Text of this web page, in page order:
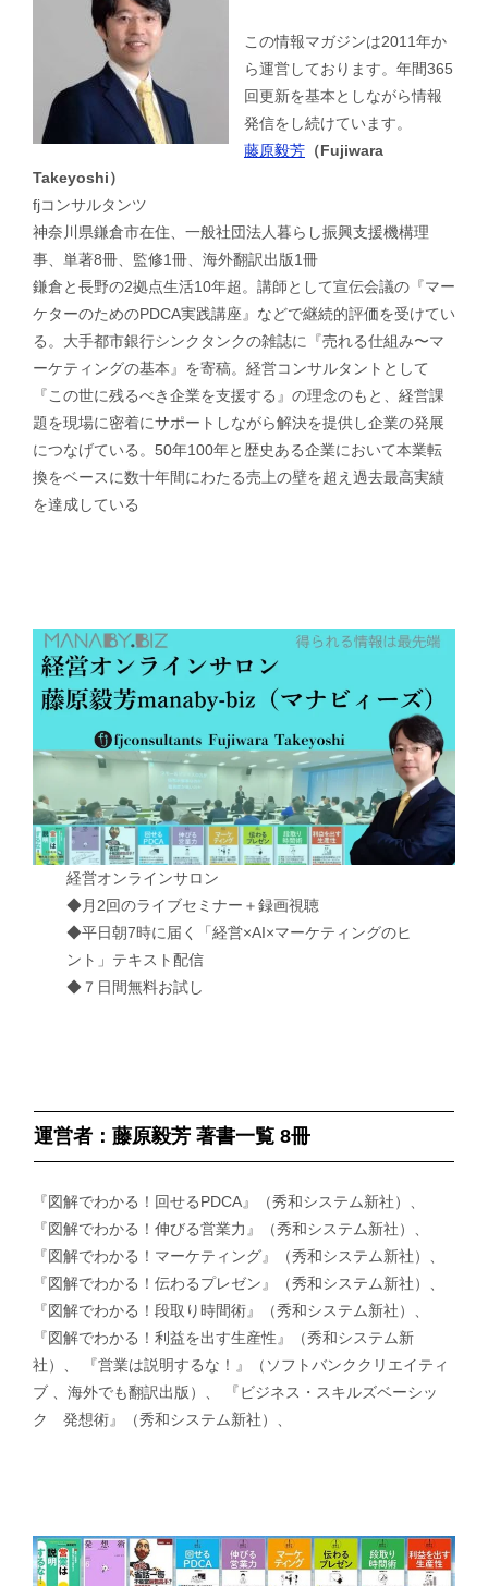
この情報マガジンは2011年か
ら運営しております。年間365
回更新を基本としながら情報
発信をし続けています。
藤原毅芳 （Fujiwara
Takeyoshi）
fjコンサルタンツ
神奈川県鎌倉市在住、一般社団法人暮らし振興支援機構理
事、単著8冊、監修1冊、海外翻訳出版1冊
鎌倉と長野の2拠点生活10年超。講師として宣伝会議の『マー
ケターのためのPDCA実践講座』などで継続的評価を受けてい
る。大手都市銀行シンクタンクの雑誌に『売れる仕組み〜マ
ーケティングの基本』を寄稿。経営コンサルタントとして
『この世に残るべき企業を支援する』の理念のもと、経営課
題を現場に密着にサポートしながら解決を提供し企業の発展
につなげている。50年100年と歴史ある企業において本業転
換をベースに数十年間にわたる売上の壁を超え過去最高実績
を達成している
経営オンラインサロン
◆月2回のライブセミナー＋録画視聴
◆平日朝7時に届く「経営×AI×マーケティングのヒ
ント」テキスト配信
◆７日間無料お試し
運営者：藤原毅芳 著書一覧 8冊
『図解でわかる！回せるPDCA』（秀和システム新社）、
『図解でわかる！伸びる営業力』（秀和システム新社）、
『図解でわかる！マーケティング』（秀和システム新社）、
『図解でわかる！伝わるプレゼン』（秀和システム新社）、
『図解でわかる！段取り時間術』（秀和システム新社）、
『図解でわかる！利益を出す生産性』（秀和システム新
社）、 『営業は説明するな！』（ソフトバンククリエイティ
ブ 、海外でも翻訳出版）、 『ビジネス・スキルズベーシッ
ク 発想術』（秀和システム新社）、